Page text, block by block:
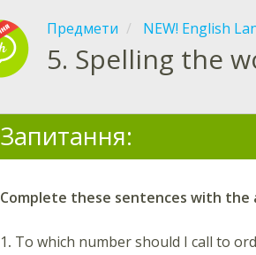
Предмети NEW! English
5. Spelling the
Запитання:
Complete these sentences with
1. To which number should I call to